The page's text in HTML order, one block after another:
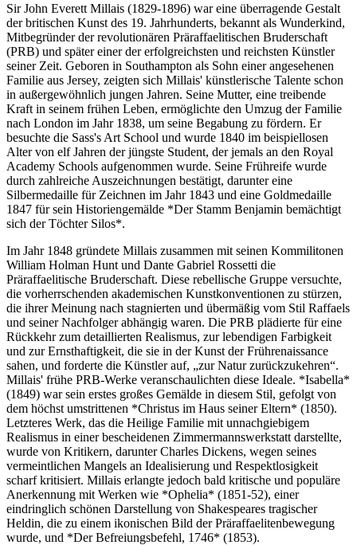
Sir John Everett Millais (1829-1896) war eine überragende Gestalt
der britischen Kunst des 19. Jahrhunderts, bekannt als Wunderkind,
Mitbegründer der revolutionären Präraffaelitischen Bruderschaft
(PRB) und später einer der erfolgreichsten und reichsten Künstler
seiner Zeit. Geboren in Southampton als Sohn einer angesehenen
Familie aus Jersey, zeigten sich Millais' künstlerische Talente schon
in außergewöhnlich jungen Jahren. Seine Mutter, eine treibende
Kraft in seinem frühen Leben, ermöglichte den Umzug der Familie
nach London im Jahr 1838, um seine Begabung zu fördern. Er
besuchte die Sass's Art School und wurde 1840 im beispiellosen
Alter von elf Jahren der jüngste Student, der jemals an den Royal
Academy Schools aufgenommen wurde. Seine Frühreife wurde
durch zahlreiche Auszeichnungen bestätigt, darunter eine
Silbermedaille für Zeichnen im Jahr 1843 und eine Goldmedaille
1847 für sein Historiengemälde *Der Stamm Benjamin bemächtigt
sich der Töchter Silos*.
Im Jahr 1848 gründete Millais zusammen mit seinen Kommilitonen
William Holman Hunt und Dante Gabriel Rossetti die
Präraffaelitische Bruderschaft. Diese rebellische Gruppe versuchte,
die vorherrschenden akademischen Kunstkonventionen zu stürzen,
die ihrer Meinung nach stagnierten und übermäßig vom Stil Raffaels
und seiner Nachfolger abhängig waren. Die PRB plädierte für eine
Rückkehr zum detaillierten Realismus, zur lebendigen Farbigkeit
und zur Ernsthaftigkeit, die sie in der Kunst der Frührenaissance
sahen, und forderte die Künstler auf, „zur Natur zurückzukehren“.
Millais' frühe PRB-Werke veranschaulichten diese Ideale. *Isabella*
(1849) war sein erstes großes Gemälde in diesem Stil, gefolgt von
dem höchst umstrittenen *Christus im Haus seiner Eltern* (1850).
Letzteres Werk, das die Heilige Familie mit unnachgiebigem
Realismus in einer bescheidenen Zimmermannswerkstatt darstellte,
wurde von Kritikern, darunter Charles Dickens, wegen seines
vermeintlichen Mangels an Idealisierung und Respektlosigkeit
scharf kritisiert. Millais erlangte jedoch bald kritische und populäre
Anerkennung mit Werken wie *Ophelia* (1851-52), einer
eindringlich schönen Darstellung von Shakespeares tragischer
Heldin, die zu einem ikonischen Bild der Präraffaelitenbewegung
wurde, und *Der Befreiungsbefehl, 1746* (1853).